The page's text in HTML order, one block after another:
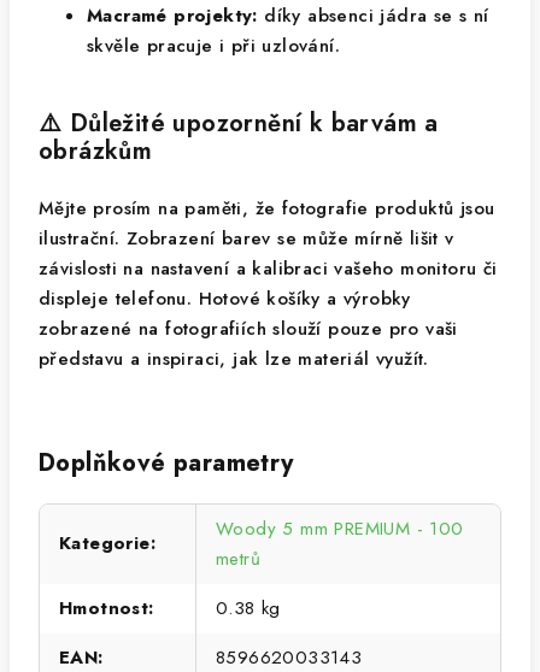
Macramé projekty: díky absenci jádra se s ní
skvěle pracuje i při uzlování.
⚠️ Důležité upozornění k barvám a
obrázkům
Mějte prosím na paměti, že fotografie produktů jsou
ilustrační. Zobrazení barev se může mírně lišit v
závislosti na nastavení a kalibraci vašeho monitoru či
displeje telefonu. Hotové košíky a výrobky
zobrazené na fotografiích slouží pouze pro vaši
představu a inspiraci, jak lze materiál využít.
Doplňkové parametry
Kategorie:
Woody 5 mm PREMIUM - 100
metrů
Hmotnost:
0.38 kg
EAN:
8596620033143